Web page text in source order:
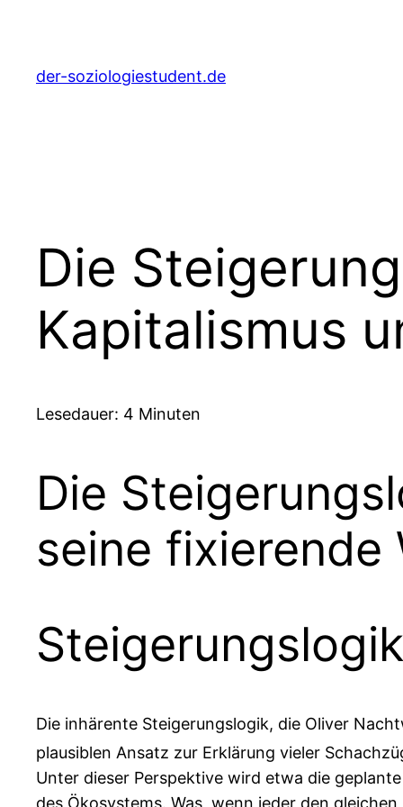
springen
der-soziologiestudent.de
Die
Kapitalismus
Lesedauer: 4 Minuten
Die
seine fixierende
Steigerungslogik
Die inhärente Steigerungslogik, die Oliver
plausiblen Ansatz zur Erklärung vieler
Unter dieser Perspektive wird etwa die
des Ökosystems. Was, wenn jeder den